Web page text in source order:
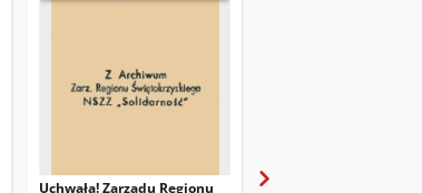
Uchwała! Zarządu Regionu